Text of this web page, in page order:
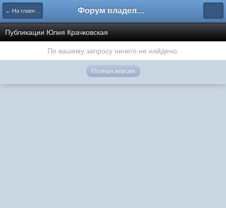
← На главную Форум владельцев интернет-магазинов
Публикации Юлия Крачковская
По вашему запросу ничего не найдено.
Полная версия